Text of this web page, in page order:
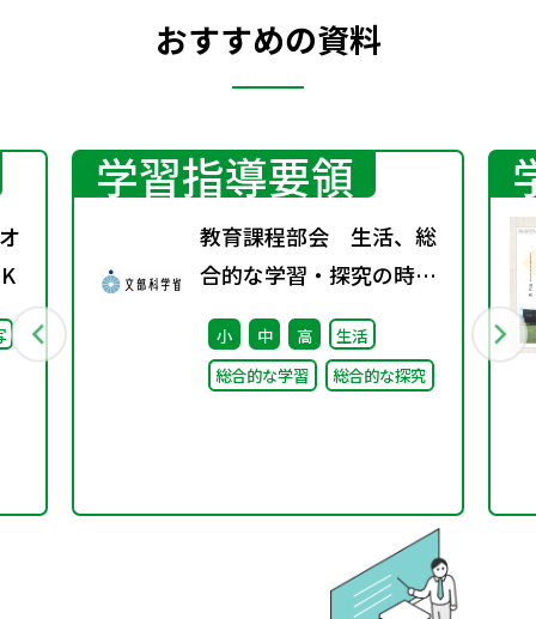
おすすめの資料
学習指導要領
教育課程部会 生活、総
合的な学習・探究の時間
ワーキンググループ（第
1回） 配付資料
小 中 高
生活
総合的な学習
総合的な探究